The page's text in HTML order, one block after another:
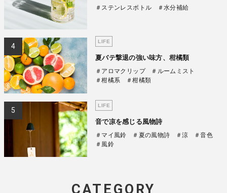
＃ステンレスボトル ＃水分補給
LIFE
夏バテ撃退の強い味方、柑橘類
＃アロマクリップ
＃ルームミスト
＃柑橘系
＃柑橘類
LIFE
音で凉を感じる風物詩
＃マイ風鈴 ＃夏の風物詩 ＃涼
＃音色
＃風鈴
CATEGORY